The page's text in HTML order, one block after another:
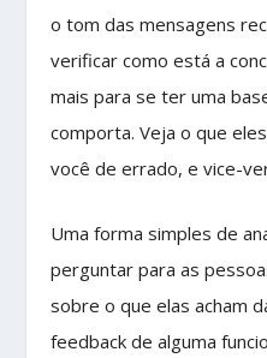
o tom das mensagens
verificar como está a
mais para se ter uma
comporta. Veja o que
você de errado, e vice-
Uma forma simples de
perguntar para as
sobre o que elas acham
feedback de alguma